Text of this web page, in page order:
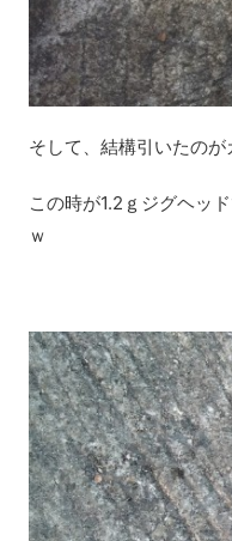
そして、結構引いたのが
この時が1.2ｇジグヘッ
ｗ